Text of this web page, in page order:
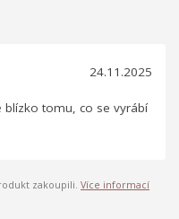
24.11.2025
tomu, co se vyrábí
zakoupili. Více informací